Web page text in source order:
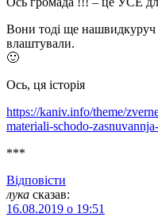
Вони тоді ще
влаштували.
🙂
Ось, ця історія
https://kaniv.info/theme/
materiali-schodo-
***
Відповіcти
лука сказав:
16.08.2019 о 19:51